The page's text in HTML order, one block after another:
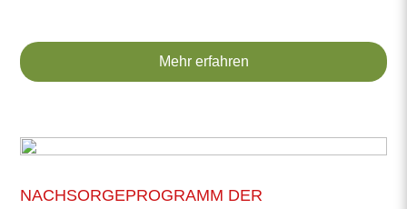
Mehr erfahren
NACHSORGEPROGRAMM DER